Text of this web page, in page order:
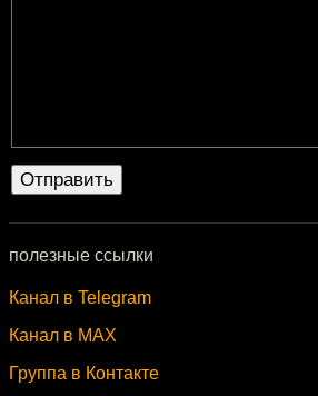
полезные ссылки
Канал в Telegram
Канал в MAX
Группа в Контакте